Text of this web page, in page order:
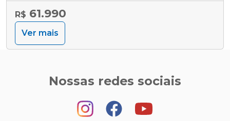
R$ 61.990
Ver mais
Nossas redes sociais